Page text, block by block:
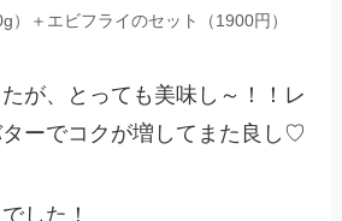
）＋エビフライのセット（1900円）
が、とっても美味し～！！レ
ーでコクが増してまた良し♡
した！